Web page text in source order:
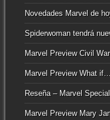
Novedades Marvel de
Spiderwoman tendrá
Marvel Preview Civil
Marvel Preview What
Reseña – Marvel
Marvel Preview Mary